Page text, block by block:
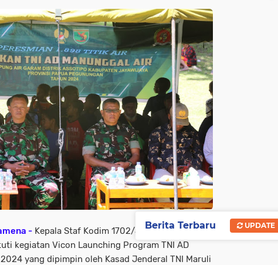
- Kepala Staf Kodim 1702/Jayawijaya Mayor
kegiatan Vicon Launching Program TNI AD
yang dipimpin oleh Kasad Jenderal TNI Maruli
Berita Terbaru UPDATE